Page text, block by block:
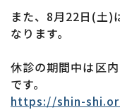
また、8月22日(土)
なります。
休診の期間中は区
です。
https://shin-